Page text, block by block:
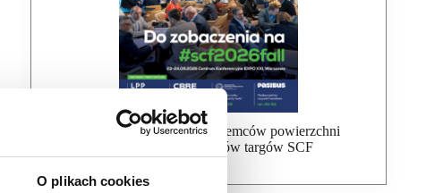
O plikach cookies
Bezpłatna wysyłka dla najemców powierzchni
handlowej, uczestników targów SCF